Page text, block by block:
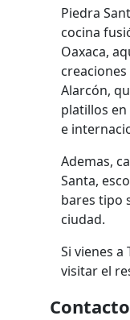
Piedra
cocina
Oaxaca,
Alarcón,
platillos en
e
Ademas,
Santa,
bares tipo
ciudad.
Si vienes
visitar el
Contacto